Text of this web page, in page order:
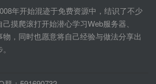
年开始混迹于免费资源中，结识了不少
摸爬滚打开始潜心学习Web服务器、
，同时也愿意将自己经验与做法分享出